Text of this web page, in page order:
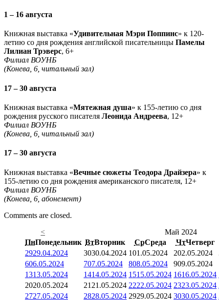
1 – 16 августа
Книжная выставка «Удивительная Мэри Поппинс» к 120-
летию со дня рождения английской писательницы Памелы
Лилиан Трэверс, 6+
Филиал ВОУНБ
(Конева, 6, читальный зал)
17 – 30 августа
Книжная выставка «Мятежная душа» к 155-летию со дня
рождения русского писателя Леонида Андреева, 12+
Филиал ВОУНБ
(Конева, 6, читальный зал)
17 – 30 августа
Книжная выставка «Вечные сюжеты Теодора Драйзера» к
155-летию со дня рождения американского писателя, 12+
Филиал ВОУНБ
(Конева, 6, абонемент)
Comments are closed.
<
Май 2024
ПнПонедельник ВтВторник СрСреда ЧтЧетверг
2929.04.2024 3030.04.2024 101.05.2024 202.05.2024
606.05.2024 707.05.2024 808.05.2024 909.05.2024
1313.05.2024 1414.05.2024 1515.05.2024 1616.05.2024
2020.05.2024 21 21.05.2024 2222.05.2024 2323.05.2024
2727.05.2024 2828.05.2024 2929.05.2024 3030.05.2024